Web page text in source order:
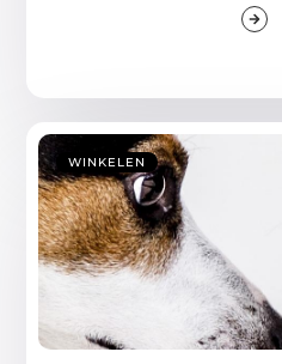
WINKELEN